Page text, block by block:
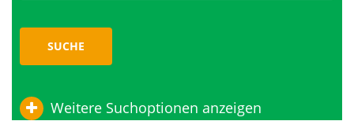
SUCHE
Weitere Suchoptionen anzeigen